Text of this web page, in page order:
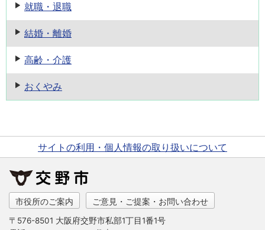
就職・退職
結婚・離婚
高齢・介護
おくやみ
サイトの利用・個人情報の取り扱いについて
市役所のご案内 ご意見・ご提案・お問い合わせ
〒576-8501 大阪府交野市私部1丁目1番1号